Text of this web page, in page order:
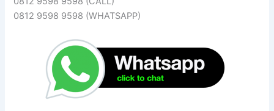
0812 9598 9598 (WHATSAPP)